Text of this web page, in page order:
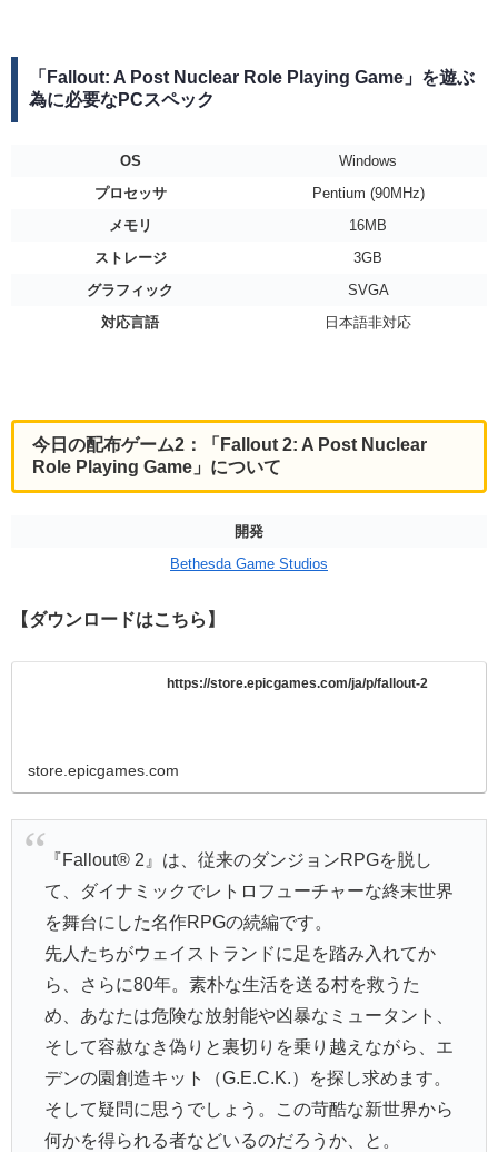
「Fallout: A Post Nuclear Role Playing Game」を遊ぶ
為に必要なPCスペック
OS
Windows
プロセッサ
Pentium (90MHz)
メモリ
16MB
ストレージ
3GB
グラフィック
SVGA
対応言語
日本語非対応
今日の配布ゲーム2：「Fallout 2: A Post Nuclear
Role Playing Game」について
開発
Bethesda Game Studios
【ダウンロードはこちら】
https://store.epicgames.com/ja/p/fallout-2
store.epicgames.com
『Fallout® 2』は、従来のダンジョンRPGを脱し
て、ダイナミックでレトロフューチャーな終末世界
を舞台にした名作RPGの続編です。
先人たちがウェイストランドに足を踏み入れてか
ら、さらに80年。素朴な生活を送る村を救うた
め、あなたは危険な放射能や凶暴なミュータント、
そして容赦なき偽りと裏切りを乗り越えながら、エ
デンの園創造キット（G.E.C.K.）を探し求めます。
そして疑問に思うでしょう。この苛酷な新世界から
何かを得られる者などいるのだろうか、と。